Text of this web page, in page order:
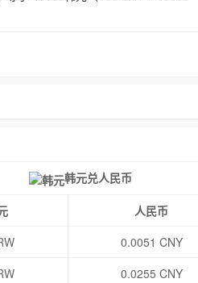
韩元兑人民币
人民币
0.0051 CNY
0.0255 CNY